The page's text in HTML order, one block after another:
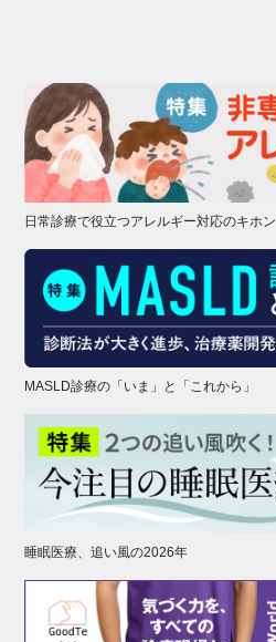
日常診療で役立つアレルギー対応のキホン
MASLD診療の「いま」と「これから」
睡眠医療、追い風の2026年